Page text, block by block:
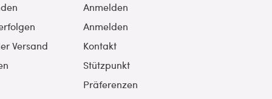
Versand
Anmelden
Anmelden
Kontakt
Stützpunkt
Präferenzen